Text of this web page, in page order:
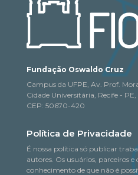
Fundação Oswaldo Cruz
Campus da UFPE, Av. Prof.
Cidade Universitária, Recife - PE,
CEP: 50670-420
Política de Privacidade
É nossa política só publicar
autores. Os usuários, parceiros
conhecimento de que não é